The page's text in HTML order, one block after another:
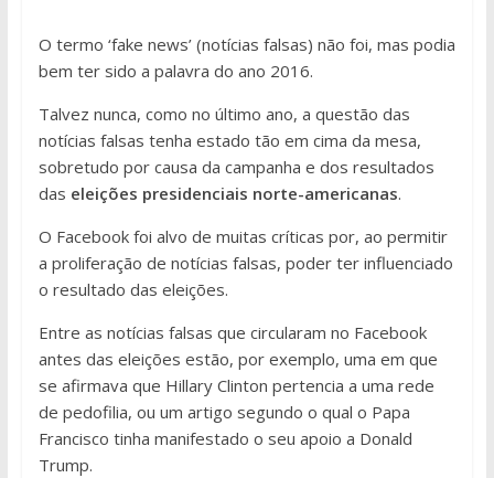
O termo ‘fake news’ (notícias falsas) não foi, mas podia
bem ter sido a palavra do ano 2016.
Talvez nunca, como no último ano, a questão das
notícias falsas tenha estado tão em cima da mesa,
sobretudo por causa da campanha e dos resultados
das eleições presidenciais norte-americanas.
O Facebook foi alvo de muitas críticas por, ao permitir
a proliferação de notícias falsas, poder ter influenciado
o resultado das eleições.
Entre as notícias falsas que circularam no Facebook
antes das eleições estão, por exemplo, uma em que
se afirmava que Hillary Clinton pertencia a uma rede
de pedofilia, ou um artigo segundo o qual o Papa
Francisco tinha manifestado o seu apoio a Donald
Trump.